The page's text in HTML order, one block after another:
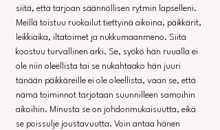
siitä, että tarjoan säännöllisen rytmin lapselleni.
Meillä toistuu ruokailut tiettyinä aikoina, päikkärit,
leikkiaika, iltatoimet ja nukkumaanmeno. Siitä
koostuu turvallinen arki. Se, syökö hän ruualla ei
ole niin oleellista tai se nukahtaako hän juuri
tänään päikkäreille ei ole oleellista, vaan se, että
nämä toiminnot tarjotaan suunnilleen samoihin
aikoihin. Minusta se on johdonmukaisuutta, eikä
se poissulje joustavuutta. Voin antaa hänen